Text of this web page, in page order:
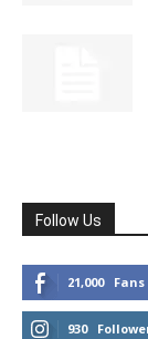
Follow Us
21,000 Fans
930